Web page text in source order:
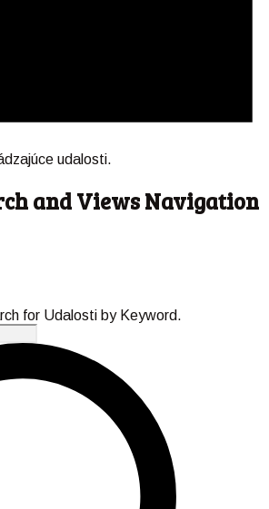
udalosti.
and Views Navigation
for Udalosti by Keyword.